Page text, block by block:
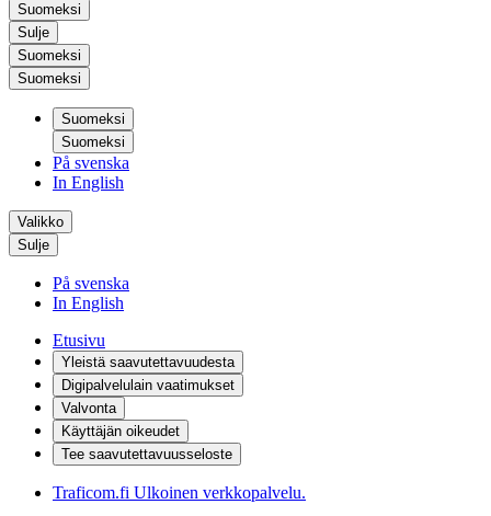
Suomeksi
Sulje
Suomeksi
Suomeksi
Suomeksi
Suomeksi
På svenska
In English
Valikko
Sulje
På svenska
In English
Etusivu
Yleistä saavutettavuudesta
Digipalvelulain vaatimukset
Valvonta
Käyttäjän oikeudet
Tee saavutettavuusseloste
Traficom.fi Ulkoinen verkkopalvelu.